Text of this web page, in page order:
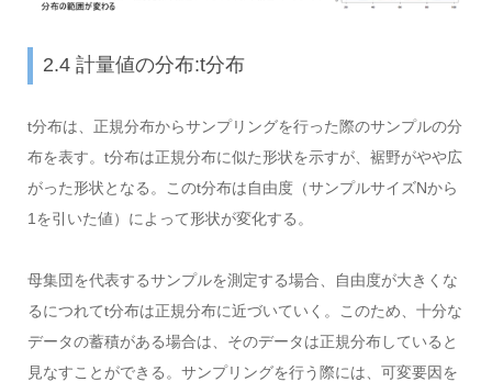
2.4 計量値の分布:t分布
t分布は、正規分布からサンプリングを行った際のサンプルの分
布を表す。t分布は正規分布に似た形状を示すが、裾野がやや広
がった形状となる。このt分布は自由度（サンプルサイズNから
1を引いた値）によって形状が変化する。
母集団を代表するサンプルを測定する場合、自由度が大きくな
るにつれてt分布は正規分布に近づいていく。このため、十分な
データの蓄積がある場合は、そのデータは正規分布していると
見なすことができる。サンプリングを行う際には、可変要因を